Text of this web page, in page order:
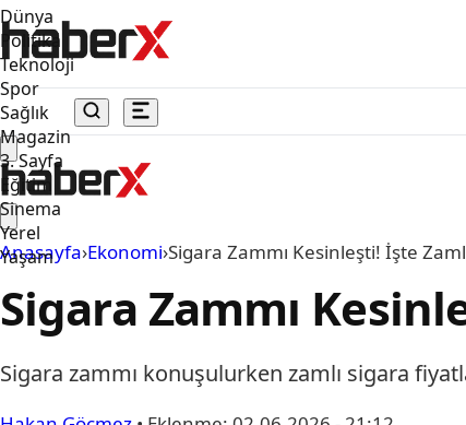
Dünya
Politika
Teknoloji
Spor
Sağlık
Magazin
3. Sayfa
Eğitim
Sinema
Yerel
Yaşam
Anasayfa›Ekonomi›Sigara Zammı Kesinleşti! İşte
Sigara Zammı
Sigara zammı konuşulurken zamlı sigara